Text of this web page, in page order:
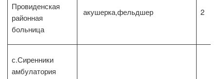
Провиденская
районная
больница
акушерка,фельдшер 2
с.Сиренники
амбулатория